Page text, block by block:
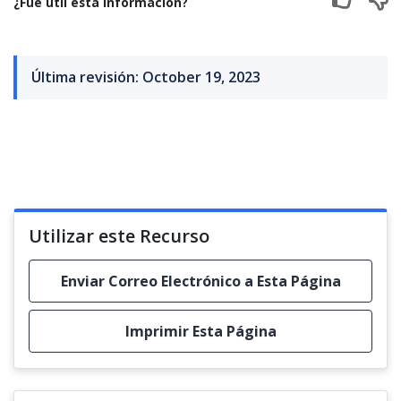
Última revisión: October 19, 2023
Utilizar este Recurso
Enviar Correo Electrónico a Esta Página
Imprimir Esta Página